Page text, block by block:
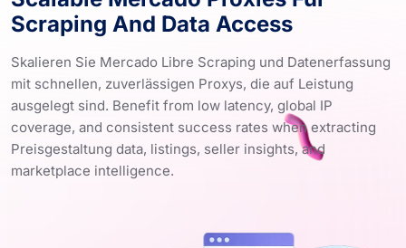
Scraping And Data Access
Skalieren Sie Mercado Libre Scraping und Datenerfassung
mit schnellen, zuverlässigen Proxys, die auf Leistung
ausgelegt sind. Benefit from low latency, global IP
coverage, and consistent success rates when extracting
Preisgestaltung data, listings, seller insights, and
marketplace intelligence.